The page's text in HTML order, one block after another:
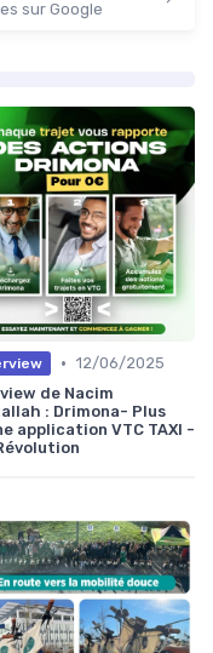
sur Google
• 12/06/2025
de Nacim
: Drimona- Plus
application VTC TAXI -